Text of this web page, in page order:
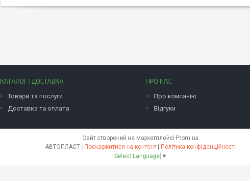
КАТАЛОГ І ДОСТАВКА
Товари та послуги
Доставка та оплата
ПРО НАС
Про компанію
Відгуки
Сайт створений на маркетплейсі Prom.ua
Поскаржитися на контент
Політика конфіденційності
Select Language ▼